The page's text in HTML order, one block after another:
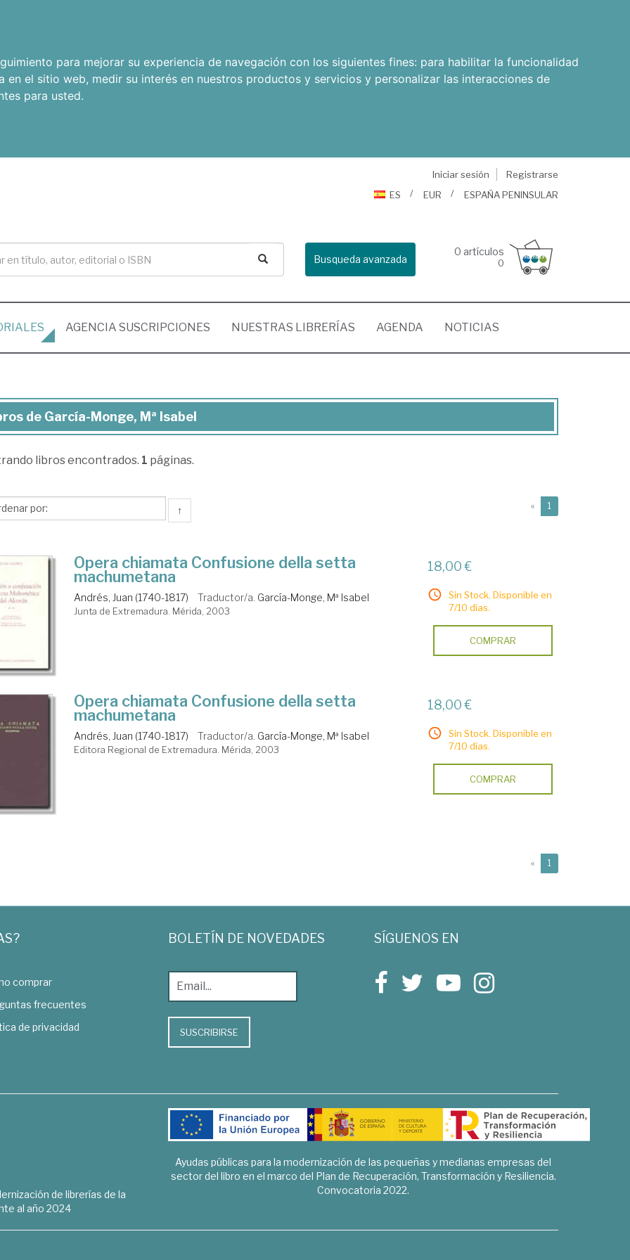
para mejorar su experiencia de navegación con los siguientes fines: para habilitar la funcionalidad
en el sitio web, medir su interés en nuestros productos y servicios y personalizar las interacciones de
para usted.
Iniciar sesión
Registrarse
ES
EUR ESPAÑA PENINSULAR
Busqueda avanzada
0 artículos
0
AGENCIA SUSCRIPCIONES NUESTRAS LIBRERÍAS AGENDA NOTICIAS
de García-Monge, Mª Isabel
libros encontrados. 1 páginas.
↑ « 1
Opera chiamata Confusione della setta
machumetana
Andrés, Juan (1740-1817) Traductor/a. García-Monge, Mª Isabel
Junta de Extremadura. Mérida, 2003
18,00 €
Sin Stock. Disponible en
7/10 días.
COMPRAR
Opera chiamata Confusione della setta
machumetana
Andrés, Juan (1740-1817) Traductor/a. García-Monge, Mª Isabel
Editora Regional de Extremadura. Mérida, 2003
18,00 €
Sin Stock. Disponible en
7/10 días.
COMPRAR
« 1
comprar
frecuentes
de privacidad
BOLETÍN DE NOVEDADES
SUSCRIBIRSE
SÍGUENOS EN
de librerías de la
al año 2024
Ayudas públicas para la modernización de las pequeñas y medianas empresas del
sector del libro en el marco del Plan de Recuperación, Transformación y Resiliencia.
Convocatoria 2022.